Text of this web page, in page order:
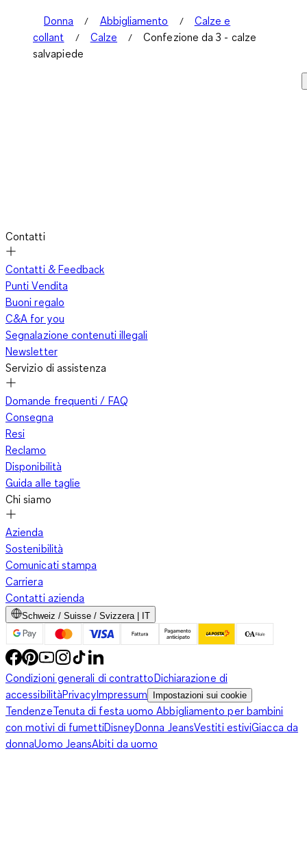
Donna Abbigliamento
Calze e
collant
Calze
Confezione da 3 - calze
salvapiede
Contatti
Contatti & Feedback
Punti Vendita
Buoni regalo
C&A for you
Segnalazione contenuti illegali
Newsletter
Servizio di assistenza
Domande frequenti / FAQ
Consegna
Resi
Reclamo
Disponibilità
Guida alle taglie
Chi siamo
Azienda
Sostenibilità
Comunicati stampa
Carriera
Contatti azienda
Schweiz / Suisse / Svizzera | IT
Condizioni generali di contrattoDichiarazione di
accessibilitàPrivacyImpressum Impostazioni sui cookie
TendenzeTenuta di festa uomoAbbigliamento per bambini
con motivi di fumettiDisneyDonna JeansVestiti estiviGiacca da
donnaUomo JeansAbiti da uomo